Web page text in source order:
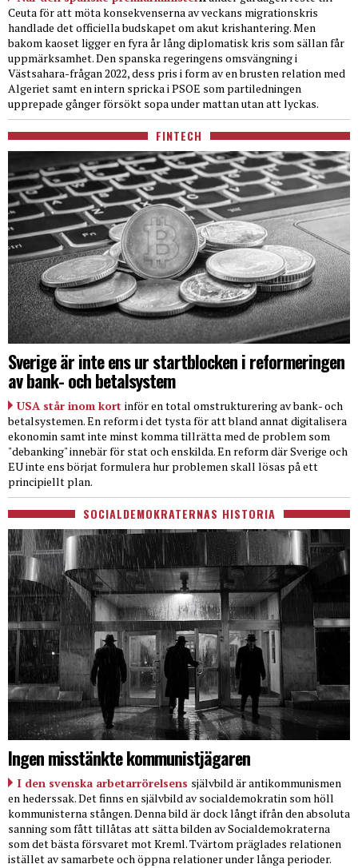
Ceuta för att möta konsekvenserna av veckans migrationskris
handlade det officiella budskapet om akut krishantering. Men
bakom kaoset ligger en fyra år lång diplomatisk kris som sällan får
uppmärksamhet. Den spanska regeringens omsvängning i
Västsahara-frågan 2022, dess pris i form av en brusten relation med
Algeriet samt en intern spricka i PSOE som partiledningen
upprepade gånger försökt sopa under mattan utan att lyckas.
FINTECH
Sverige är inte ens ur startblocken i reformeringen
av bank- och betalsystem
USA står inom kort inför en total omstrukturering av bank- och
betalsystemen. En reform i det tysta för att bland annat digitalisera
ekonomin samt inte minst komma tillrätta med de problem som
"debanking" innebär för stat och enskilda. En reform där Sverige och
EU inte ens börjat formulera hur problemen skall lösas på ett
principiellt plan.
SOCIALDEMOKRATERNAS HISTORIA
Ingen misstänkte kommunistjägaren
I den svenska arbetarrörelsens självbild är antikommunismen
en hederssak. Det finns en självbild av socialdemokratin som höll
kommunisterna stången. Denna bild är dock långt ifrån den absoluta
sanning som fått tillåtas att sätta bilden av Socialdemokraterna
som det bästa försvaret mot Kreml. Tvärtom präglades relationen
istället av samarbete och öppna relationer under långa perioder.